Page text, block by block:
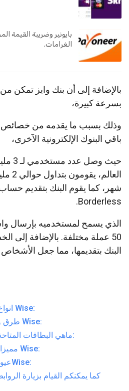
بايونير وضريبة القيمة
الغرامات.
بالإضافة إلى أن بنك وايز تمكن
بسرعة كبيرة،
وذلك بسبب ما يقدمه من خصائص
باقي البنوك الإلكترونية الآخرى،
حيث
Borderless.
الذي يسمح لمستخدميه بإرسال
50 عملة مختلفة. بالإضافة إلى
البنك بتقديمها، مما جعل
انواع البطاقات في بنك Wise:
طرق وإساليب شحن بنك Wise:
ماهي البطاقات المتاحة في الدول العربية:
مميزات البطاقة في بنك Wise:
عيوب البطاقة في بنكWise:
كما يمكنكم القيام بزيارة